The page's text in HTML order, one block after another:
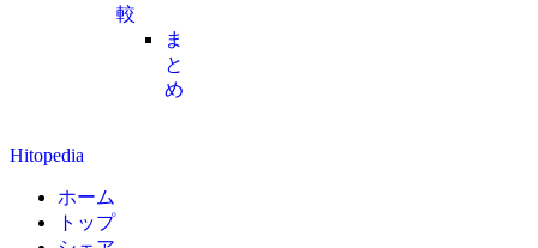
較
ま
と
め
Hitopedia
ホーム
トップ